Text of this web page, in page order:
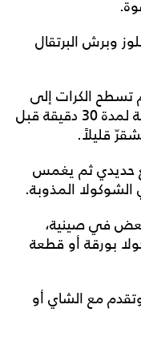
وبرش البرتقال
الكرات إلى
دوائر. تغطى الكرات وتحفظ في الثلاجة لمدة 30 دقيقة قبل
حديدي ثم يغمس
المذوبة.
في صينية،
بورقة أو قطعة
مع الشاي أو